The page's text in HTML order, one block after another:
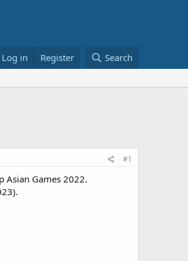
Log in Register Search
#1
Asian Games 2022.